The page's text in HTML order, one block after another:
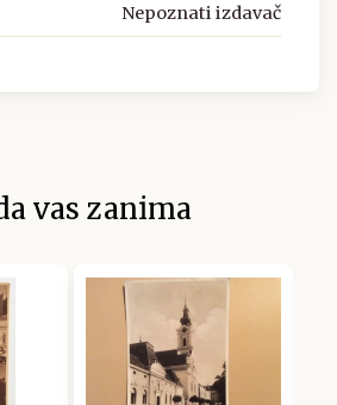
Nepoznati izdavač
vas zanima